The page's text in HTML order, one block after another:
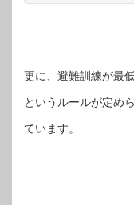
更に、避難訓練が最
というルールが定め
ています。